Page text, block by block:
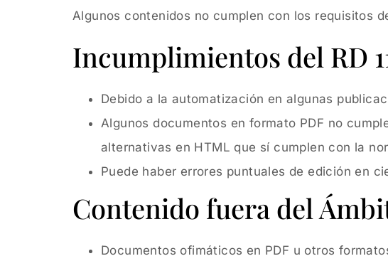
Algunos contenidos no cumplen con los requisitos
Incumplimientos del RD
Debido a la automatización en algunas
Algunos documentos en formato PDF no
alternativas en HTML que sí cumplen con la
Puede haber errores puntuales de edición en
Contenido fuera del
Documentos ofimáticos en PDF u otros